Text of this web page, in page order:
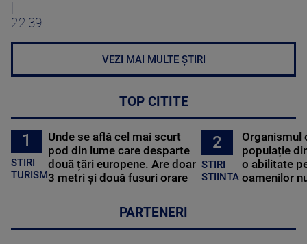
22:39
VEZI MAI MULTE ȘTIRI
TOP CITITE
1
STIRI
TURISM
Unde se află cel mai scurt
pod din lume care desparte
două țări europene. Are doar
3 metri și două fusuri orare
2
STIRI
STIINTA
Organismul
populație
o abilitate
oamenilor
PARTENERI